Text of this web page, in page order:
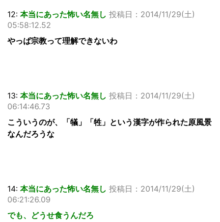
12: 本当にあった怖い名無し 投稿日：2014/11/29(土)
05:58:12.52
やっぱ宗教って理解できないわ
13: 本当にあった怖い名無し 投稿日：2014/11/29(土)
06:14:46.73
こういうのが、「犠」「牲」という漢字が作られた原風景
なんだろうな
14: 本当にあった怖い名無し 投稿日：2014/11/29(土)
06:21:26.09
でも、どうせ食うんだろ